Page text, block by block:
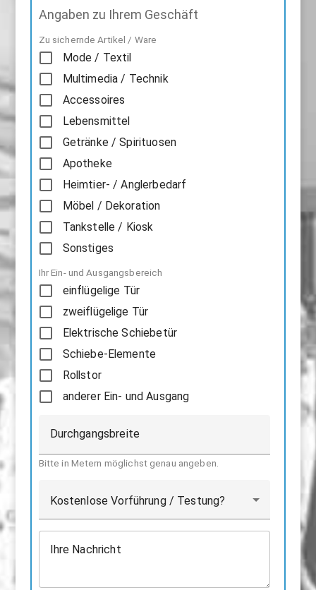
Angaben zu Ihrem Geschäft
Zu sichernde Artikel / Ware
Mode / Textil
Multimedia / Technik
Accessoires
Lebensmittel
Getränke / Spirituosen
Apotheke
Heimtier- / Anglerbedarf
Möbel / Dekoration
Tankstelle / Kiosk
Sonstiges
Ihr Ein- und Ausgangsbereich
einflügelige Tür
zweiflügelige Tür
Elektrische Schiebetür
Schiebe-Elemente
Rollstor
anderer Ein- und Ausgang
Durchgangsbreite
Bitte in Metern möglichst genau angeben.
Kostenlose Vorführung / Testung?
Ihre Nachricht